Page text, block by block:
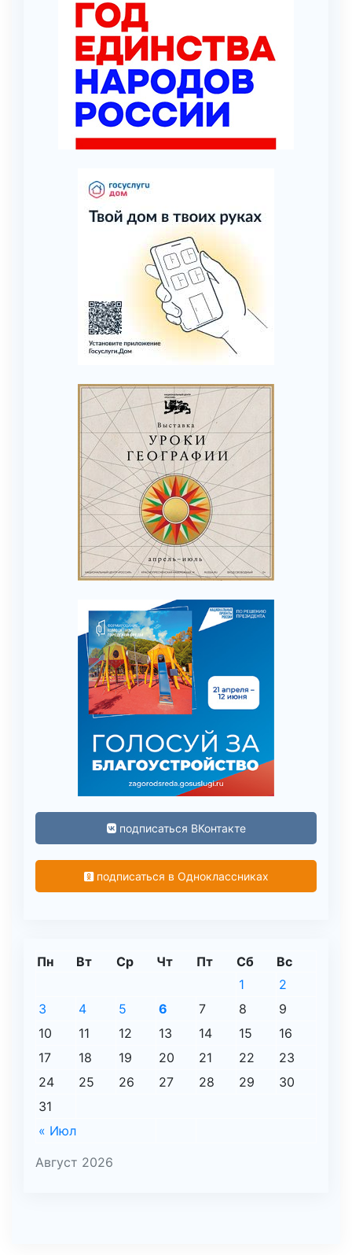
подписаться ВКонтакте
подписаться в Одноклассниках
Август 2026
Пн Вт Ср Чт Пт Сб Вс
« Июл
1
2
3
4 5 6 7 8
9
10
11 12 13 14 15
16
17
18 19 20 21 22
23
24
25 26 27 28 29
30
31